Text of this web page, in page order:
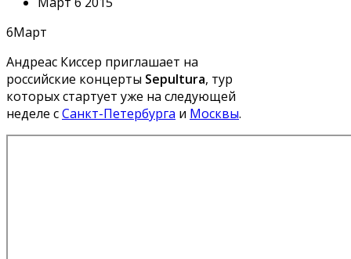
6Март
Андреас Киссер приглашает на
российские концерты Sepultura, тур
которых стартует уже на следующей
неделе сСанкт-Петербурга и Москвы.